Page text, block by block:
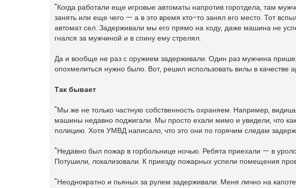
"Когда работали еще игровые автоматы напротив горотдела, там
занять или еще чего — а в это время кто-то занял его место. Тот
автомат сел. Задерживали мы его прямо на ходу, даже машина не
гнался за мужчиной и в спину ему стрелял.
Да и вообще не раз с оружием задерживали. Один раз мужчина
опохмелиться нужно было. Вот, решил использовать вилы в качестве
Так бывает
"Мы же не только частную собственность охраняем. Например,
машины недавно поджигали. Мы просто ехали мимо и увидели, что
полицию. Хотя УМВД написало, что это они по горячим следам
"Недавно был пожар в горбольнице ночью. Ребята приехали — в
Потушили, локализовали. К приезду пожарных успели помещения
"Неоднократно и пьяных за рулем задерживали. Меня лично на